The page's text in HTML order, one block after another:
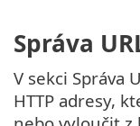
Správa
V sekci Správa
HTTP adresy,